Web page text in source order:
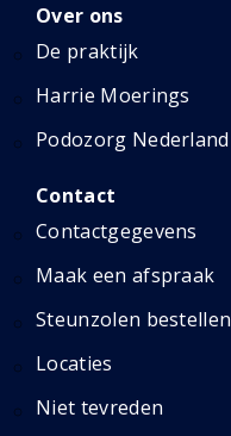
Over ons
De praktijk
Harrie Moerings
Podozorg Nederland
Contact
Contactgegevens
Maak een afspraak
Steunzolen bestellen
Locaties
Niet tevreden